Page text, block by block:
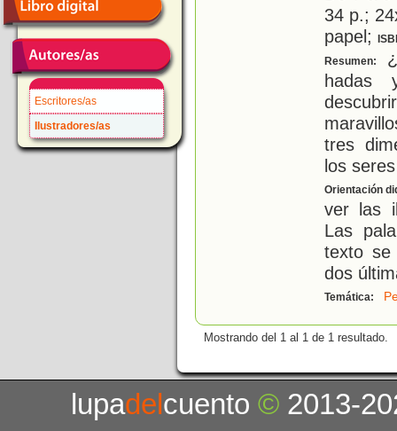
Escritores/as
Ilustradores/as
34 p.;
papel;
Resumen:
hadas
tres
los
Orientación
ver las
Las
texto se
dos
Temática:
Mostrando del 1 al 1 de 1 resultado.
lupadelcuento© 2013-